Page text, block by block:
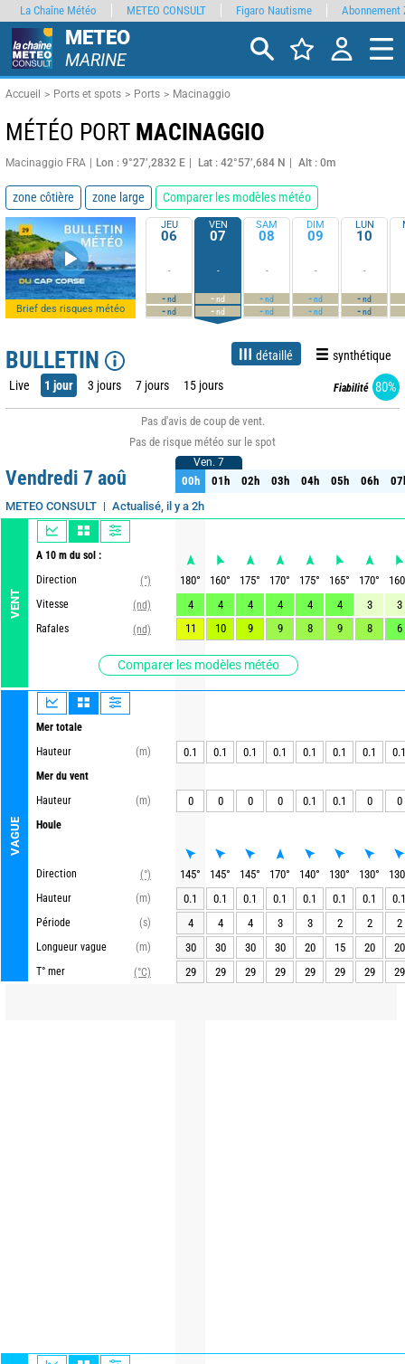
METEO
MARINE
Accueil Ports et spots Ports Macinaggio
MÉTÉO PORT MACINAGGIO
Macinaggio FRA Lon : 9°27’,2832 E Lat : 42°57’,684 N Alt : 0m
zone côtière zone large Comparer les modèles météo
Brief des risques météo
JEU
06
-
-nd
-nd
VEN
07
-
-nd
-nd
SAM
08
-
-nd
-nd
DIM
09
-
-nd
-nd
LUN
10
-
-nd
-nd
BULLETIN détaillé synthétique
Live 1 jour 3 jours 7 jours 15 jours Fiabilité 80%
Pas d'avis de coup de vent.
Pas de risque météo sur le spot
Vendredi 7 aoû
METEO CONSULT Actualisé, il y a 2h
VENT
A 10 m du sol :
Direction
(°)
Vitesse
(nd)
Rafales
(nd)
Comparer les modèles météo
VAGUE
Mer totale
Hauteur
(m)
Mer du vent
Hauteur
(m)
Houle
Direction
(°)
Hauteur
(m)
Période
(s)
Longueur vague
(m)
T° mer
(°C)
Ven. 7
00h 01h 02h 03h 04h 05h 06h
Ven. 7
00h 01h 02h 03h 04h 05h 06h
180° 160° 175° 170° 175° 165° 170°
160
4
4 4 4 4 4 3
3
11
10 9 9 8 9 8 6
0.1 0.1 0.1 0.1 0.1 0.1 0.1 0.1
0 0 0 0 0.1 0.1 0 0
145° 145° 145° 170° 140° 130° 130°
130
0.1
0.1 0.1 0.1 0.1 0.1 0.1
0.1
4
4 4 3 3 2 2
2
30
30 30 30 20 15 20
20
29
29 29 29 29 29 29 29
La Chaîne Météo METEO CONSULT Figaro Nautisme Abonnement